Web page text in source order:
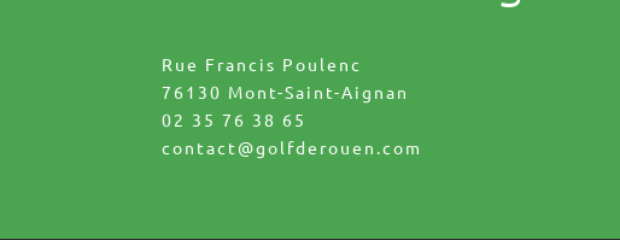
Rue Francis Poulenc
76130 Mont-Saint-Aignan
02 35 76 38 65
contact@golfderouen.com